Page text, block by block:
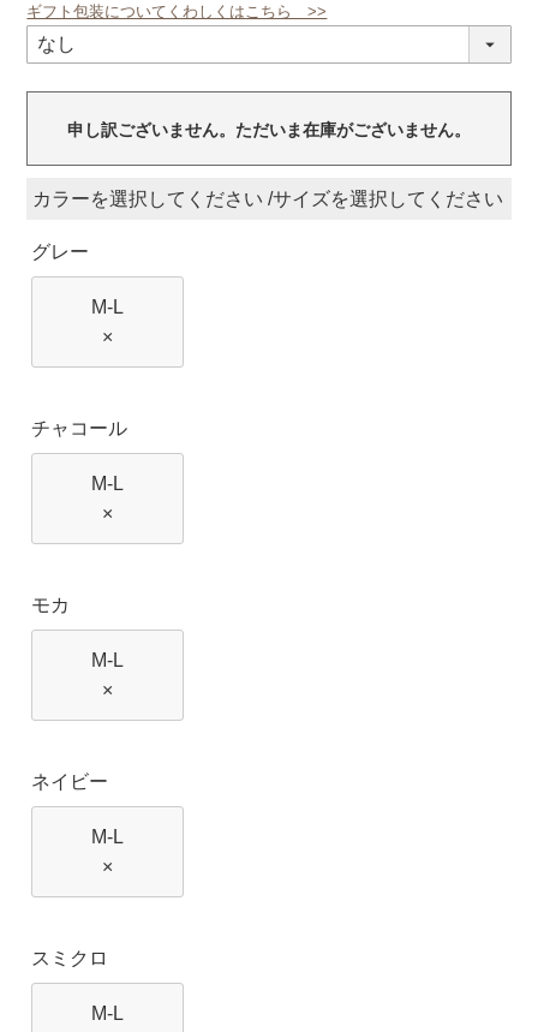
(必
ギフト包装についてくわしくはこちら >>
申し訳ございません。ただいま在庫がございません。
カラー サイズ
グレー
M-L
×
チャコール
M-L
×
モカ
M-L
×
ネイビー
M-L
×
スミクロ
M-L